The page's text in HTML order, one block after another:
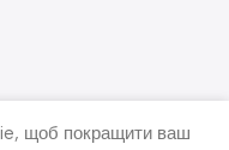
щоб покращити ваш